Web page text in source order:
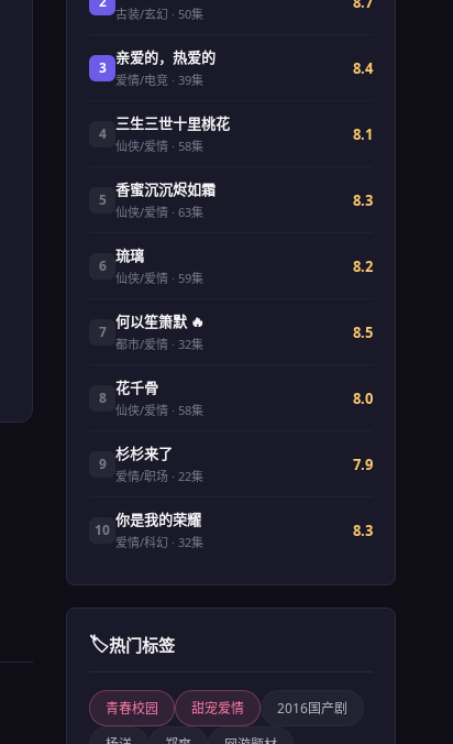
古装/玄幻 · 50集
3
亲爱的，热爱的
爱情/电竞 · 39集
8.4
4
三生三世十里桃花
仙侠/爱情 · 58集
8.1
5
香蜜沉沉烬如霜
仙侠/爱情 · 63集
8.3
6
琉璃
仙侠/爱情 · 59集
8.2
7
何以笙箫默 🔥
都市/爱情 · 32集
8.5
8
花千骨
仙侠/爱情 · 58集
8.0
9
杉杉来了
爱情/职场 · 22集
7.9
10
你是我的荣耀
爱情/科幻 · 32集
8.3
🏷️热门标签
青春校园 甜宠爱情
2016国产剧